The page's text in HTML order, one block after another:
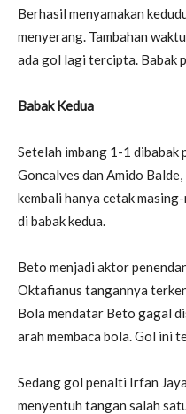
Berhasil menyamakan
menyerang. Tambahan
ada gol lagi tercipta. Babak
Babak Kedua
Setelah imbang 1-1 dibabak
Goncalves dan Amido
kembali hanya cetak
di babak kedua.
Beto menjadi aktor
Oktafianus tangannya
Bola mendatar Beto gagal
arah membaca bola. Gol ini
Sedang gol penalti Irfan
menyentuh tangan salah